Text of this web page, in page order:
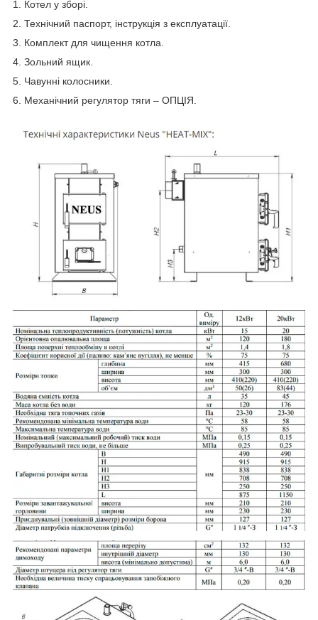
1. Котел у зборі.
2. Технічний паспорт, інструкція з експлуатації.
3. Комплект для чищення котла.
4. Зольний ящик.
5. Чавунні колосники.
6. Механічний регулятор тяги – ОПЦІЯ.